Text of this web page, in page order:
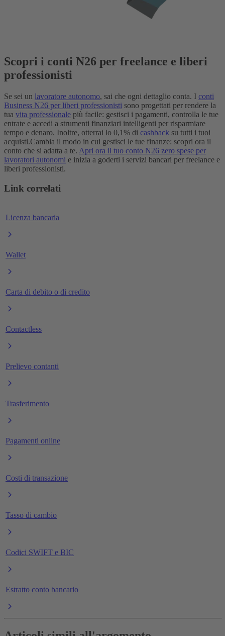
Scopri i conti N26 per freelance e liberi
professionisti
Se sei un lavoratore autonomo, sai che ogni dettaglio conta. I conti
Business N26 per liberi professionisti sono progettati per rendere la
tua vita professionale più facile: gestisci i pagamenti, controlla le tue
entrate e accedi a strumenti finanziari intelligenti per risparmiare
tempo e denaro. Inoltre, otterrai lo 0,1% di cashback su tutti i tuoi
acquisti.Cambia il modo in cui gestisci le tue finanze: scopri ora il
conto che si adatta a te. Apri ora il tuo conto N26 zero spese per
lavoratori autonomi e inizia a goderti i servizi bancari per freelance e
liberi professionisti.
Link correlati
Licenza bancaria
Wallet
Carta di debito o di credito
Contactless
Prelievo contanti
Trasferimento
Pagamenti online
Costi di transazione
Tasso di cambio
Codici SWIFT e BIC
Estratto conto bancario